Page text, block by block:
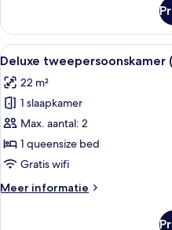
Twin
kamer
(Interior
Alle
foto's
voor
Deluxe
tweepersoonskamer
(Inner
View
Natural
7
Deluxe
22 m²
1 slaapkamer
Max. aantal: 2
1 queensize bed
Gratis wifi
Meer informatie
Meer